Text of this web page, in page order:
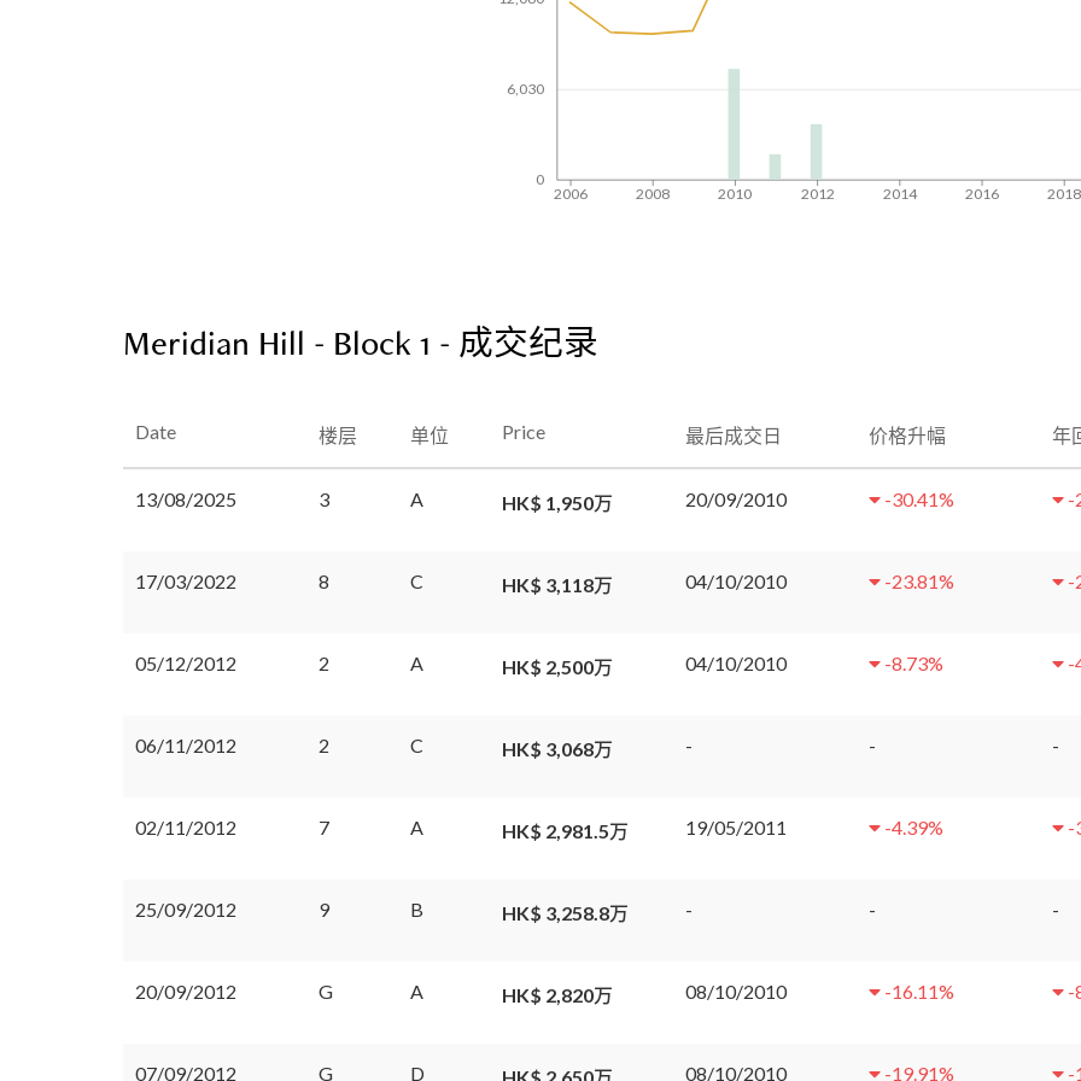
2006 2008 2010 2012 2014 2016 2018
6,030
0
Meridian Hill - Block 1 - 成交纪录
Date 楼层 单位 Price 最后成交日 价格升幅 年
13/08/2025 3 A HK$ 1,950万 20/09/2010 -30.41% -
17/03/2022 8 C HK$ 3,118万 04/10/2010 -23.81% -
05/12/2012 2 A HK$ 2,500万 04/10/2010 -8.73% -
06/11/2012 2 C HK$ 3,068万 - - -
02/11/2012 7 A HK$ 2,981.5万 19/05/2011 -4.39% -
25/09/2012 9 B HK$ 3,258.8万 - - -
20/09/2012 G A HK$ 2,820万 08/10/2010 -16.11% -
07/09/2012 G D 08/10/2010 -19.91% -